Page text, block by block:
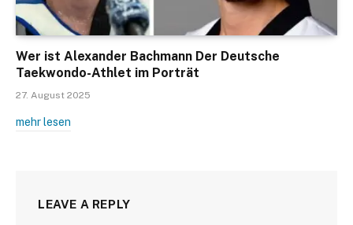
Wer ist Alexander Bachmann Der Deutsche
Taekwondo-Athlet im Porträt
27. August 2025
mehr lesen
LEAVE A REPLY